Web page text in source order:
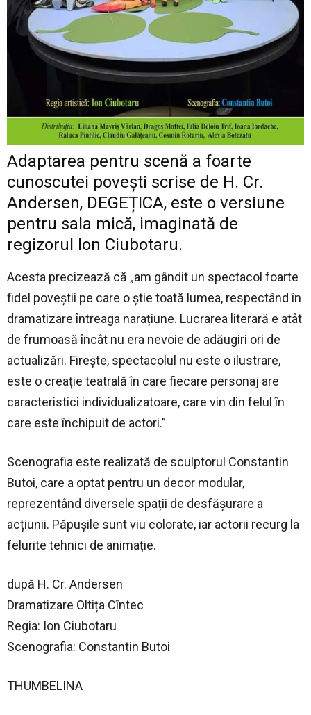
Adaptarea pentru scenă a foarte
cunoscutei povești scrise de H. Cr.
Andersen, DEGEȚICA, este o versiune
pentru sala mică, imaginată de
regizorul Ion Ciubotaru.
Acesta precizează că „am gândit un spectacol foarte
fidel poveștii pe care o știe toată lumea, respectând în
dramatizare întreaga narațiune. Lucrarea literară e atât
de frumoasă încât nu era nevoie de adăugiri ori de
actualizări. Firește, spectacolul nu este o ilustrare,
este o creație teatrală în care fiecare personaj are
caracteristici individualizatoare, care vin din felul în
care este închipuit de actori.”
Scenografia este realizată de sculptorul Constantin
Butoi, care a optat pentru un decor modular,
reprezentând diversele spații de desfășurare a
acțiunii. Păpușile sunt viu colorate, iar actorii recurg la
felurite tehnici de animație.
după H. Cr. Andersen
Dramatizare Oltița Cîntec
Regia: Ion Ciubotaru
Scenografia: Constantin Butoi
THUMBELINA